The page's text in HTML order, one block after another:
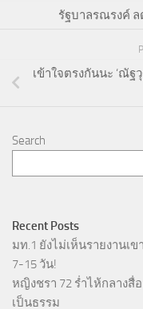
รัฐบาลรณรงค์
เข้าใจตรงกันนะ ‘ณัฐ
Search
Recent Posts
มท.1 ยังไม่เห็นรายงานเ
7-15 วัน!
หญิงชรา 72 ร่ำไห้กลางสื่
เป็นธรรม